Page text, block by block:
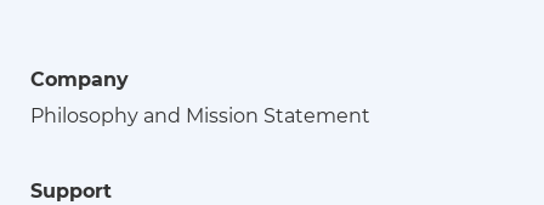
Company
Philosophy and Mission Statement
Support